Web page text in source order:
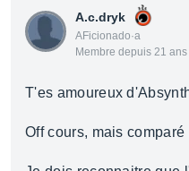
A.c.dryk
AFicionado·a
Membre depuis 21 ans
T'es amoureux
Off cours, mais